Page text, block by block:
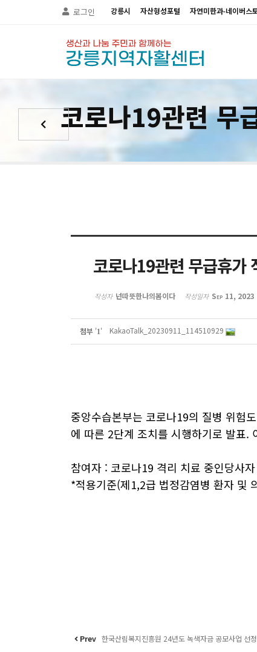
로그인 강릉시 자산형성포털 자연미한과-네이버스
코로나19관련 무
코로나19관련 무급휴가
작성자 넌따뜻한나의봄이다 작성일자 Sep 11, 2023
첨부 '1 ' KakaoTalk_20230911_114510929
중앙수습본부는 코로나19의 질병 위험
에 따른 2단계 조치를 시행하기로 발표.
참여자 : 코로나19 격리 치료 중인당사
*적용기준(제1,2급 법정감염병 환자 및
Prev 한국산림복지진흥원 24년도 녹색자금 공모사업 선정
Sketchbook5, 스케치북5